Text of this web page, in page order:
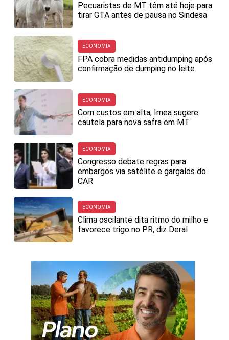
Pecuaristas de MT têm até hoje para
tirar GTA antes de pausa no Sindesa
ECONOMIA
FPA cobra medidas antidumping após
confirmação de dumping no leite
ECONOMIA
Com custos em alta, Imea sugere
cautela para nova safra em MT
ECONOMIA
Congresso debate regras para
embargos via satélite e gargalos do
CAR
ECONOMIA
Clima oscilante dita ritmo do milho e
favorece trigo no PR, diz Deral